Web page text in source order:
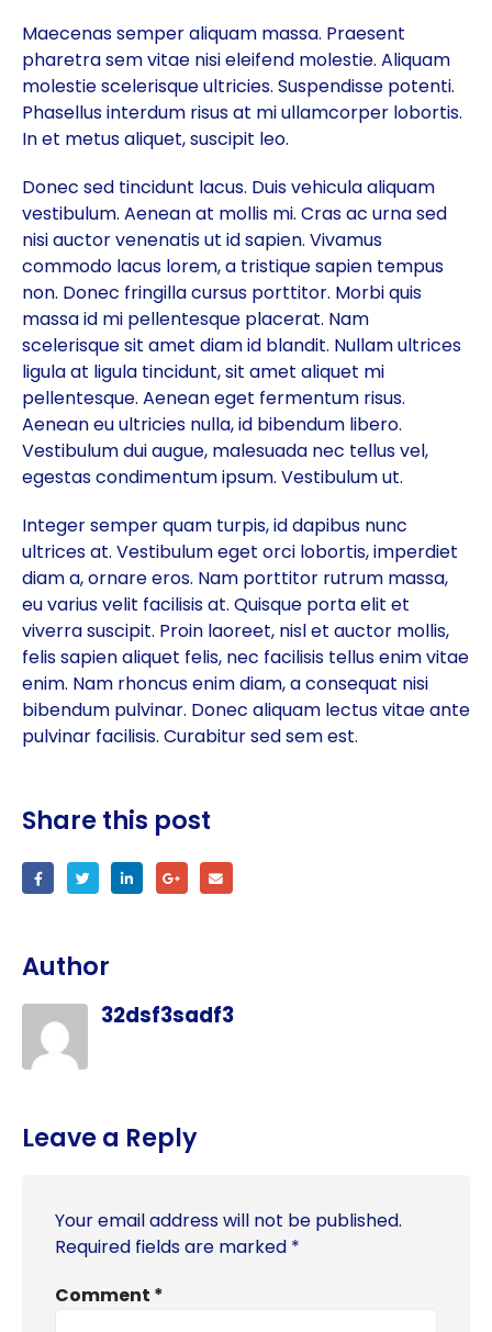
Maecenas semper aliquam massa. Praesent
pharetra sem vitae nisi eleifend molestie. Aliquam
molestie scelerisque ultricies. Suspendisse potenti.
Phasellus interdum risus at mi ullamcorper lobortis.
In et metus aliquet, suscipit leo.
Donec sed tincidunt lacus. Duis vehicula aliquam
vestibulum. Aenean at mollis mi. Cras ac urna sed
nisi auctor venenatis ut id sapien. Vivamus
commodo lacus lorem, a tristique sapien tempus
non. Donec fringilla cursus porttitor. Morbi quis
massa id mi pellentesque placerat. Nam
scelerisque sit amet diam id blandit. Nullam ultrices
ligula at ligula tincidunt, sit amet aliquet mi
pellentesque. Aenean eget fermentum risus.
Aenean eu ultricies nulla, id bibendum libero.
Vestibulum dui augue, malesuada nec tellus vel,
egestas condimentum ipsum. Vestibulum ut.
Integer semper quam turpis, id dapibus nunc
ultrices at. Vestibulum eget orci lobortis, imperdiet
diam a, ornare eros. Nam porttitor rutrum massa,
eu varius velit facilisis at. Quisque porta elit et
viverra suscipit. Proin laoreet, nisl et auctor mollis,
felis sapien aliquet felis, nec facilisis tellus enim vitae
enim. Nam rhoncus enim diam, a consequat nisi
bibendum pulvinar. Donec aliquam lectus vitae ante
pulvinar facilisis. Curabitur sed sem est.
Share this post
Author
32dsf3sadf3
Leave a Reply
Your email address will not be published.
Required fields are marked *
Comment *